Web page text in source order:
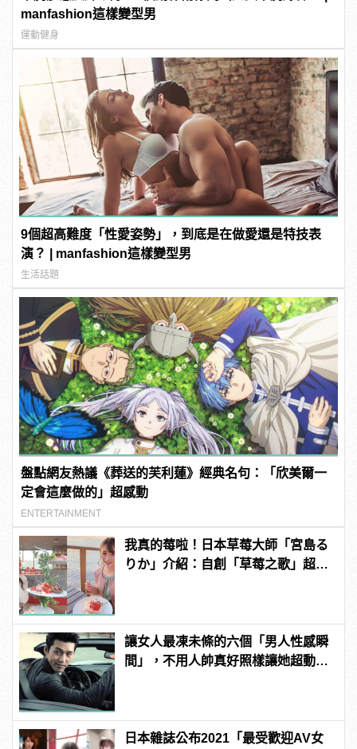
manfashion這樣變型男
運動健身
9個超高難度「性愛姿勢」，到底是在做愛還是特技表
演？ | manfashion這樣變型男
生活話題
盤點網友熱議《葬送的芙利蓮》經典名句：「欣美爾一
定會這麼做的」超感動
ENTERTAINMENT
我真的莓啦！日本草莓大師「宮島る
りか」介紹：自創「草莓之歌」超洗
讓女人最凍未條的六個「男人性感瞬
間」，不用人帥真好照樣讓她超動
日本雜誌公布2021「最受歡迎AV女